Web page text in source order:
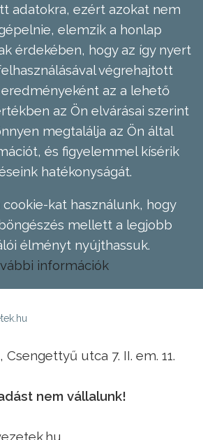
adatokra, ezért azokat nem
elemzik a honlap
érdekében, hogy az így nyert
végrehajtott
az a lehető
az Ön elvárásai szerint
megtalálja az Ön által
és figyelemmel kísérik
hatékonyságát.
kat használunk, hogy
mellett a legjobb
élményt nyújthassuk.
információk
utca 7. II. em. 11.
nem vállalunk!